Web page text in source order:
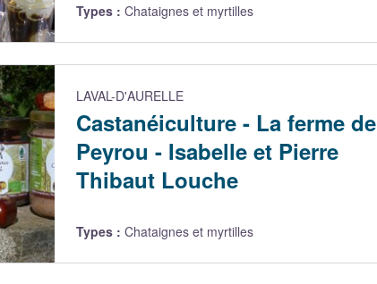
Types : Chataignes et myrtilles
LAVAL-D'AURELLE
Castanéiculture - La ferme de
Peyrou - Isabelle et Pierre
Thibaut Louche
Types : Chataignes et myrtilles